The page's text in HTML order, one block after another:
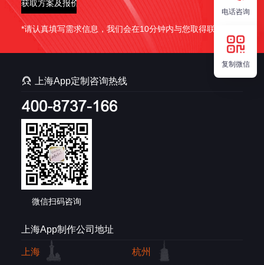
电话咨询
复制微信
*请认真填写需求信息，我们会在10分钟内与您取得联系。
 上海App定制咨询热线
微信扫码咨询
上海App制作公司地址
上海 杭州